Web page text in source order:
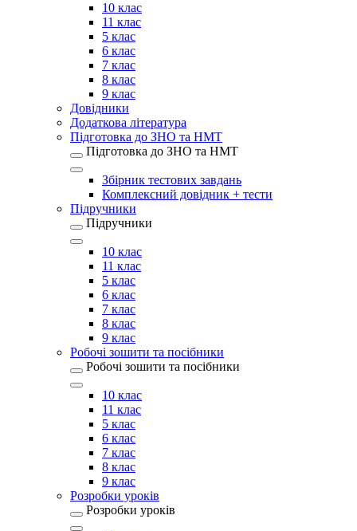
10 клас
11 клас
5 клас
6 клас
7 клас
8 клас
9 клас
Довідники
Додаткова література
Підготовка до ЗНО та НМТ
Підготовка до ЗНО та НМТ
Збірник тестових завдань
Комплексний довідник + тести
Підручники
Підручники
10 клас
11 клас
5 клас
6 клас
7 клас
8 клас
9 клас
Робочі зошити та посібники
Робочі зошити та посібники
10 клас
11 клас
5 клас
6 клас
7 клас
8 клас
9 клас
Розробки уроків
Розробки уроків